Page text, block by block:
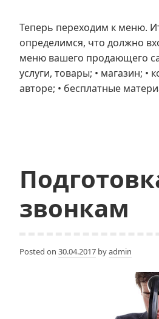
Теперь переходим к меню.
определимся, что должно
меню вашего продающего
услуги, товары; • магазин; •
авторе; • бесплатные
звонкам
Posted on 30.04.2017 byadmin